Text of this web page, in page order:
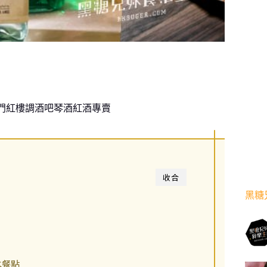
紅樓調酒吧琴酒紅酒專賣
收合
點
黑糖